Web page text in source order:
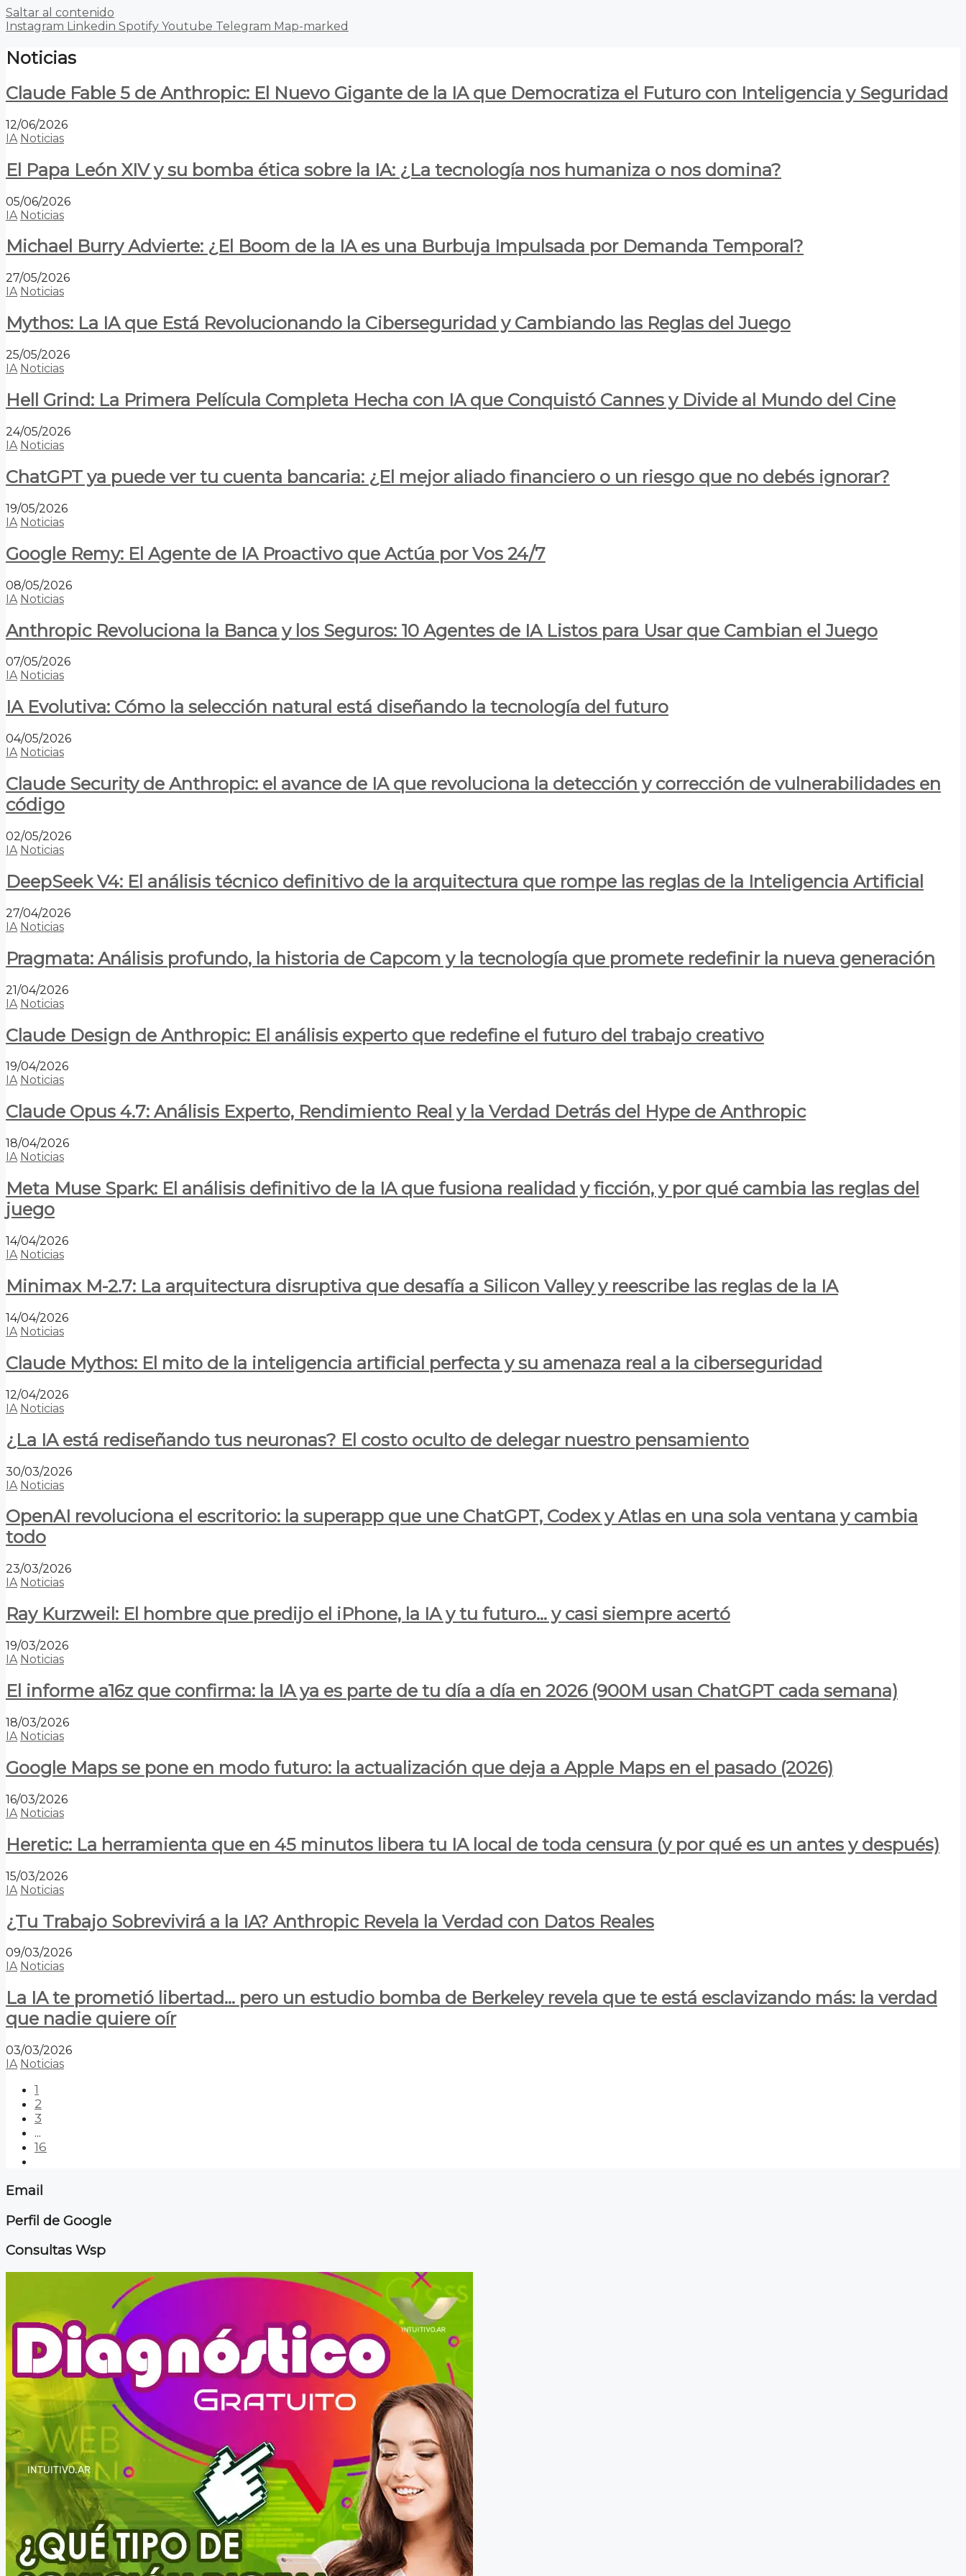
Saltar al contenido
Instagram Linkedin Spotify Youtube Telegram Map-marked
Noticias
Claude Fable 5 de Anthropic: El Nuevo Gigante de la IA que Democratiza el Futuro con Inteligencia y Seguridad
12/06/2026
IA Noticias
El Papa León XIV y su bomba ética sobre la IA: ¿La tecnología nos humaniza o nos domina?
05/06/2026
IA Noticias
Michael Burry Advierte: ¿El Boom de la IA es una Burbuja Impulsada por Demanda Temporal?
27/05/2026
IA Noticias
Mythos: La IA que Está Revolucionando la Ciberseguridad y Cambiando las Reglas del Juego
25/05/2026
IA Noticias
Hell Grind: La Primera Película Completa Hecha con IA que Conquistó Cannes y Divide al Mundo del Cine
24/05/2026
IA Noticias
ChatGPT ya puede ver tu cuenta bancaria: ¿El mejor aliado financiero o un riesgo que no debés ignorar?
19/05/2026
IA Noticias
Google Remy: El Agente de IA Proactivo que Actúa por Vos 24/7
08/05/2026
IA Noticias
Anthropic Revoluciona la Banca y los Seguros: 10 Agentes de IA Listos para Usar que Cambian el Juego
07/05/2026
IA Noticias
IA Evolutiva: Cómo la selección natural está diseñando la tecnología del futuro
04/05/2026
IA Noticias
Claude Security de Anthropic: el avance de IA que revoluciona la detección y corrección de vulnerabilidades en
código
02/05/2026
IA Noticias
DeepSeek V4: El análisis técnico definitivo de la arquitectura que rompe las reglas de la Inteligencia Artificial
27/04/2026
IA Noticias
Pragmata: Análisis profundo, la historia de Capcom y la tecnología que promete redefinir la nueva generación
21/04/2026
IA Noticias
Claude Design de Anthropic: El análisis experto que redefine el futuro del trabajo creativo
19/04/2026
IA Noticias
Claude Opus 4.7: Análisis Experto, Rendimiento Real y la Verdad Detrás del Hype de Anthropic
18/04/2026
IA Noticias
Meta Muse Spark: El análisis definitivo de la IA que fusiona realidad y ficción, y por qué cambia las reglas del
juego
14/04/2026
IA Noticias
Minimax M-2.7: La arquitectura disruptiva que desafía a Silicon Valley y reescribe las reglas de la IA
14/04/2026
IA Noticias
Claude Mythos: El mito de la inteligencia artificial perfecta y su amenaza real a la ciberseguridad
12/04/2026
IA Noticias
¿La IA está rediseñando tus neuronas? El costo oculto de delegar nuestro pensamiento
30/03/2026
IA Noticias
OpenAI revoluciona el escritorio: la superapp que une ChatGPT, Codex y Atlas en una sola ventana y cambia
todo
23/03/2026
IA Noticias
Ray Kurzweil: El hombre que predijo el iPhone, la IA y tu futuro… y casi siempre acertó
19/03/2026
IA Noticias
El informe a16z que confirma: la IA ya es parte de tu día a día en 2026 (900M usan ChatGPT cada semana)
18/03/2026
IA Noticias
Google Maps se pone en modo futuro: la actualización que deja a Apple Maps en el pasado (2026)
16/03/2026
IA Noticias
Heretic: La herramienta que en 45 minutos libera tu IA local de toda censura (y por qué es un antes y después)
15/03/2026
IA Noticias
¿Tu Trabajo Sobrevivirá a la IA? Anthropic Revela la Verdad con Datos Reales
09/03/2026
IA Noticias
La IA te prometió libertad… pero un estudio bomba de Berkeley revela que te está esclavizando más: la verdad
que nadie quiere oír
03/03/2026
IA Noticias
1
2
3
...
16
Email
Perfil de Google
Consultas Wsp